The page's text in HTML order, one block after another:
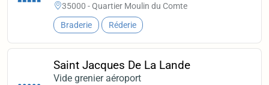
35000 - Quartier Moulin du Comte
Braderie Réderie
Saint Jacques De La Lande
Vide grenier aéroport